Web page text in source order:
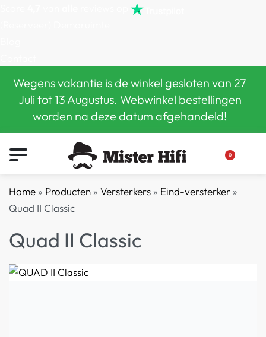
Wegens vakantie is de winkel gesloten van 27
Juli tot 13 Augustus. Webwinkel bestellingen
worden na deze datum afgehandeld!
0
Home » Producten » Versterkers » Eind-versterker »
Quad II Classic
Quad II Classic